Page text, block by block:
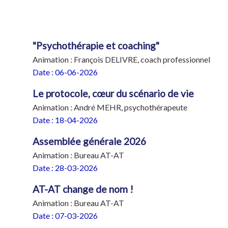
"Psychothérapie et coaching"
Animation : François DELIVRE, coach professionnel
Date : 06-06-2026
Le protocole, cœur du scénario de vie
Animation : André MEHR, psychothérapeute
Date : 18-04-2026
Assemblée générale 2026
Animation : Bureau AT-AT
Date : 28-03-2026
AT-AT change de nom !
Animation : Bureau AT-AT
Date : 07-03-2026